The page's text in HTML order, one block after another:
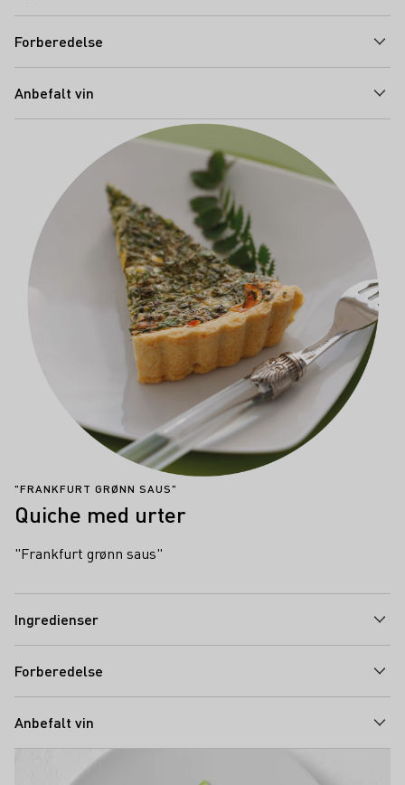
Forberedelse
Anbefalt vin
"FRANKFURT GRØNN SAUS"
Quiche med urter
"Frankfurt grønn saus"
Ingredienser
Forberedelse
Anbefalt vin